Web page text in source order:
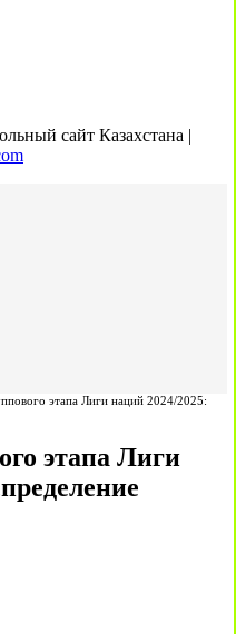
сайт Казахстана |
этапа Лиги наций 2024/2025:
этапа Лиги